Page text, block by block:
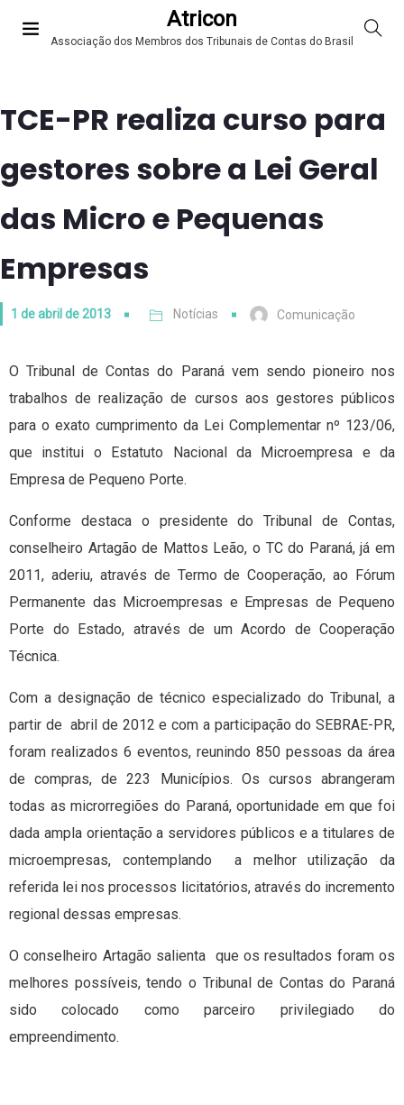
Atricon
Associação dos Membros dos Tribunais de Contas do Brasil
TCE-PR realiza curso para
gestores sobre a Lei Geral
das Micro e Pequenas
Empresas
1 de abril de 2013 Notícias Comunicação
O Tribunal de Contas do Paraná vem sendo pioneiro nos
trabalhos de realização de cursos aos gestores públicos
para o exato cumprimento da Lei Complementar nº 123/06,
que institui o Estatuto Nacional da Microempresa e da
Empresa de Pequeno Porte.
Conforme destaca o presidente do Tribunal de Contas,
conselheiro Artagão de Mattos Leão, o TC do Paraná, já em
2011, aderiu, através de Termo de Cooperação, ao Fórum
Permanente das Microempresas e Empresas de Pequeno
Porte do Estado, através de um Acordo de Cooperação
Técnica.
Com a designação de técnico especializado do Tribunal, a
partir de abril de 2012 e com a participação do SEBRAE-PR,
foram realizados 6 eventos, reunindo 850 pessoas da área
de compras, de 223 Municípios. Os cursos abrangeram
todas as microrregiões do Paraná, oportunidade em que foi
dada ampla orientação a servidores públicos e a titulares de
microempresas, contemplando a melhor utilização da
referida lei nos processos licitatórios, através do incremento
regional dessas empresas.
O conselheiro Artagão salienta que os resultados foram os
melhores possíveis, tendo o Tribunal de Contas do Paraná
sido colocado como parceiro privilegiado do
empreendimento.